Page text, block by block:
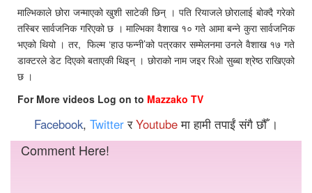
माल्भिकाले छोरा जन्माएको खुशी साटेकी छिन् । पति रियाजले छोरालाई बोक्दै गरेको
तस्बिर सार्वजनिक गरिएको छ । माल्भिका वैशाख १० गते आमा बन्ने कुरा सार्वजनिक
भएको थियो । तर, फिल्म ‘हाउ फन्नी’को पत्रकार सम्मेलनमा उनले वैशाख १७ गते
डाक्टरले डेट दिएको बताएकी थिइन् । छोराको नाम जइर रिओ सुब्बा श्रेष्ठ राखिएको
छ ।
For More videos Log on to Mazzako TV
Facebook, TwitterरYoutubeमा हामी तपाईं संगै छौँ ।
Comment Here!